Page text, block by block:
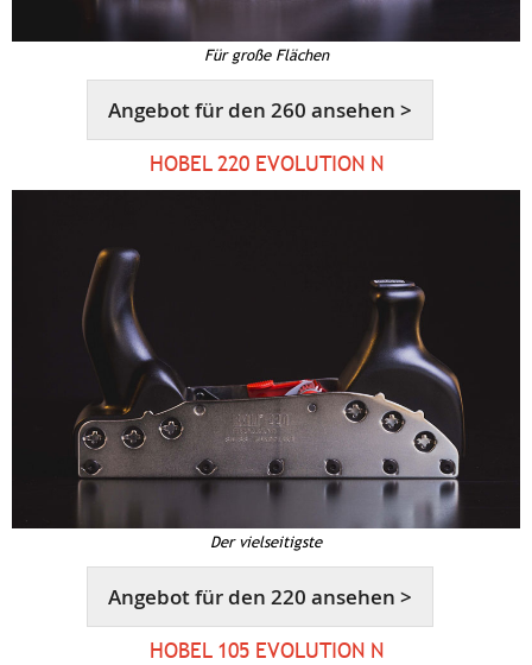
Für große Flächen
Angebot für den 260 ansehen >
HOBEL 220 EVOLUTION N
Der vielseitigste
Angebot für den 220 ansehen >
HOBEL 105 EVOLUTION N